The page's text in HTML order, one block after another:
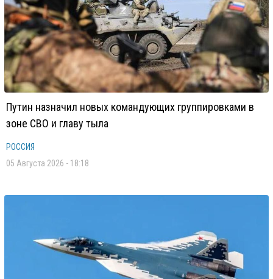
Путин назначил новых командующих группировками в
зоне СВО и главу тыла
РОССИЯ
05 Августа 2026 - 18:18